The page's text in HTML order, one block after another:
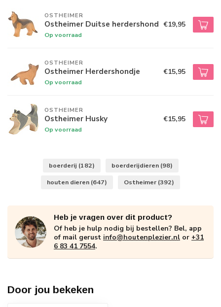
OSTHEIMER
Ostheimer Duitse herdershond
Op voorraad
€19,95
OSTHEIMER
Ostheimer Herdershondje
Op voorraad
€15,95
OSTHEIMER
Ostheimer Husky
Op voorraad
€15,95
boerderij (182) boerderijdieren (98)
houten dieren (647) Ostheimer (392)
Heb je vragen over dit product?
Of heb je hulp nodig bij bestellen? Bel, app
of mail gerust info@houtenplezier.nl or +31
6 83 41 7554.
Door jou bekeken